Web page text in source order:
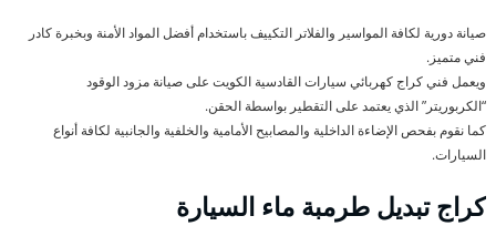
صيانة دورية لكافة المواسير والفلاتر التكييف باستخدام أفضل المواد الأمنة وبخبرة كادر
فني متميز.
ويعمل فني كراج كهربائي سيارات القادسية الكويت على صيانة مزود الوقود
“الكربوريتر” الذي يعتمد على التقطير بواسطة الحقن.
كما نقوم بفحص الإضاءة الداخلية والمصابيح الأمامية والخلفية والجانبية لكافة أنواع
السيارات.
كراج تبديل طرمبة ماء السيارة